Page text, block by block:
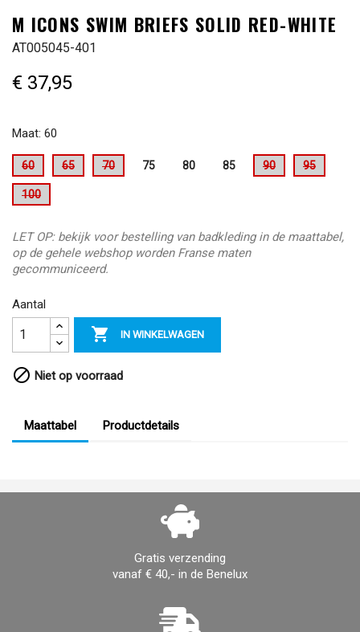
M ICONS SWIM BRIEFS SOLID RED-WHITE
AT005045-401
€ 37,95
Maat: 60
60 65 70 75 80 85 90 95
100
LET OP: bekijk voor bestelling van badkleding in de maattabel,
op de gehele webshop worden Franse maten
gecommuniceerd.
Aantal
 IN WINKELWAGEN
 Niet op voorraad
Maattabel Productdetails
Gratis verzending
vanaf € 40,- in de Benelux